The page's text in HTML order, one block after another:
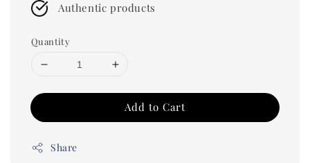
Authentic products
Quantity
Add to Cart
Share